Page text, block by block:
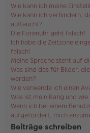
Wie kann ich meine
Wie kann ich verhindern,
auftaucht?
Die Forenuhr geht falsch!
Ich habe die Zeitzone
falsch!
Meine Sprache steht auf
Was sind das für Bilder,
werden?
Wie verwende ich einen
Was ist mein Rang und
Wenn ich bei einem
aufgefordert, mich
Beiträge schreiben